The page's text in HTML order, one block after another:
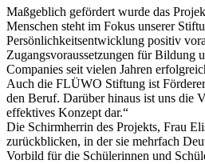
Maßgeblich gefördert wurde das
Menschen steht im Fokus unserer
Persönlichkeitsentwicklung positiv
Zugangsvoraussetzungen für Bildung
Companies seit vielen Jahren
Auch die FLÜWO Stiftung ist
den Beruf. Darüber hinaus ist uns die
effektives Konzept dar.“
Die Schirmherrin des Projekts, Frau
zurückblicken, in der sie mehrfach
Vorbild für die Schülerinnen und